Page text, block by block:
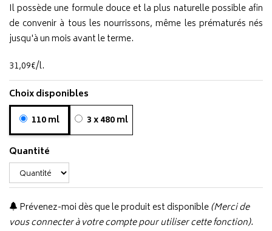
Il possède une formule douce et la plus naturelle possible afin
de convenir à tous les nourrissons, même les prématurés nés
jusqu'à un mois avant le terme.
31,09€/l.
Choix disponibles
110 ml
3 x 480 ml
Quantité
Prévenez-moi dès que le produit est disponible(Merci de
vous connecter à votre compte pour utiliser cette fonction).